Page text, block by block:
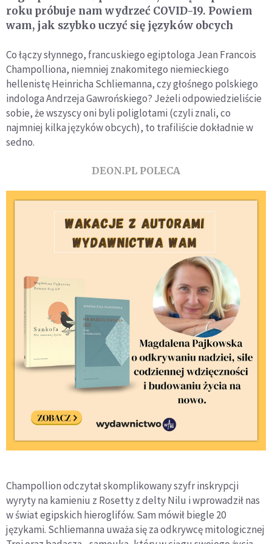
roku próbuje nam wydrzeć COVID-19. Powiem
wam, jak szybko uczyć się języków obcych
Co łączy słynnego, francuskiego egiptologa Jean Francois
Champolliona, niemniej znakomitego niemieckiego
hellenistę Heinricha Schliemanna, czy głośnego polskiego
indologa Andrzeja Gawrońskiego? Jeżeli odpowiedzieliście
sobie, że wszyscy oni byli poliglotami (czyli znali, co
najmniej kilka języków obcych), to trafiliście dokładnie w
sedno.
DEON.PL POLECA
Champollion odczytał skomplikowany szyfr inskrypcji
wyryty na kamieniu z Rosetty z delty Nilu i wprowadził nas
w świat egipskich hieroglifów. Sam mówił biegle 20
językami. Schliemanna uważa się za odkrywcę mitologicznej